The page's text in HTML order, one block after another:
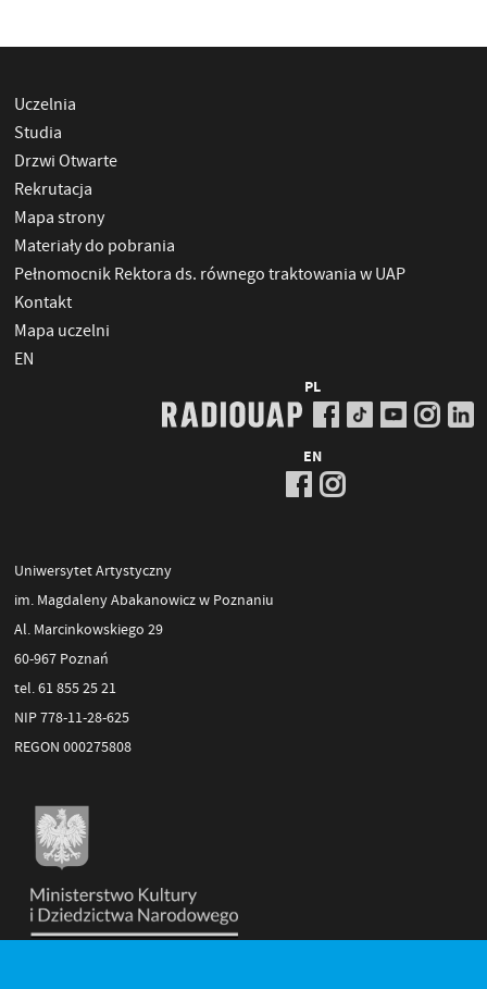
Uczelnia
Studia
Drzwi Otwarte
Rekrutacja
Mapa strony
Materiały do pobrania
Pełnomocnik Rektora ds. równego traktowania w UAP
Kontakt
Mapa uczelni
EN
PL
EN
Uniwersytet Artystyczny
im. Magdaleny Abakanowicz w Poznaniu
Al. Marcinkowskiego 29
60-967 Poznań
tel. 61 855 25 21
NIP 778-11-28-625
REGON 000275808